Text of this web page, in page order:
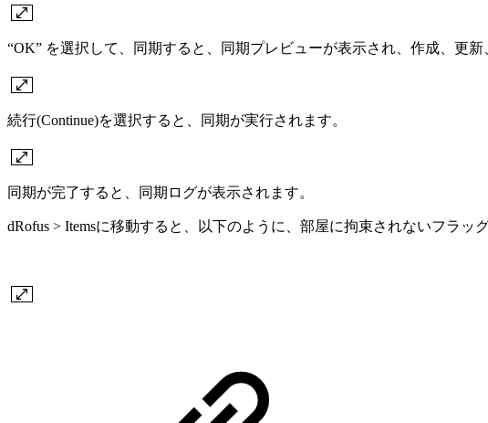
“OK” を選択して、同期すると、同期プレビューが表示され、作成、更
続行(Continue)を選択すると、同期が実行されます。
同期が完了すると、同期ログが表示されます。
dRofus > Itemsに移動すると、以下のように、部屋に拘束されないフラ